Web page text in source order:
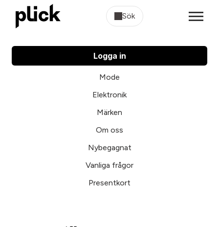
Sök
Logga in
Mode
Elektronik
Märken
Om oss
Nybegagnat
Vanliga frågor
Presentkort